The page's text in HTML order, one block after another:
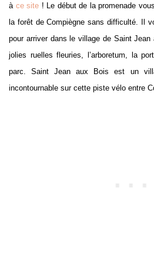
à ce site ! Le début de la promenade
la forêt de Compiègne sans difficulté. Il
pour arriver dans le village de Saint Jean
jolies ruelles fleuries, l’arboretum, la
parc. Saint Jean aux Bois est un
incontournable sur cette piste vélo entre